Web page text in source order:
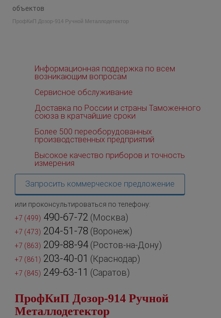
объектов
ПрофКиП Дозор-914 Ручной Металлодетектор
Информационная поддержка по всем
возникающим вопросам
Сервисное обслуживание
Доставка по России и страны Таможенного
союза в кратчайшие сроки
Более 500 переоборудованных
производственных предприятий
Высокое качество приборов и точность
измерения
Запросить коммерческое предложение
или проконсультироваться по телефону:
+7 (499) 490-67-72 (Москва)
+7 (473) 204-51-78 (Воронеж)
+7 (863) 209-88-94 (Ростов-на-Дону)
+7 (861) 203-40-01 (Краснодар)
+7 (845) 249-63-11 (Саратов)
ПрофКиП Дозор-914 Ручной
Металлодетектор